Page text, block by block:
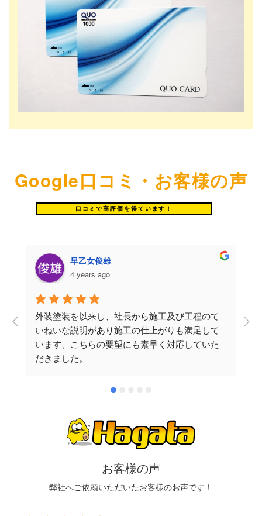
Google口コミ・お客様の声
口コミで高評価を得ています！
早乙女俊雄
4 years ago
外装塗装を以来し、社長から施工及び工程のて
いねいな説明があり施工の仕上がりも満足して
います、こちらの要望にも素早く対応していた
だきました。